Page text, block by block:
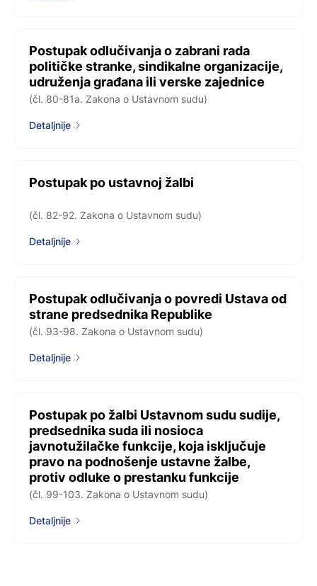
Postupak odlučivanja o zabrani rada
političke stranke, sindikalne organizacije,
udruženja građana ili verske zajednice
(čl. 80-81a. Zakona o Ustavnom sudu)
Detaljnije
Postupak po ustavnoj žalbi
(čl. 82-92. Zakona o Ustavnom sudu)
Detaljnije
Postupak odlučivanja o povredi Ustava od
strane predsednika Republike
(čl. 93-98. Zakona o Ustavnom sudu)
Detaljnije
Postupak po žalbi Ustavnom sudu sudije,
predsednika suda ili nosioca
javnotužilačke funkcije, koja isključuje
pravo na podnošenje ustavne žalbe,
protiv odluke o prestanku funkcije
(čl. 99-103. Zakona o Ustavnom sudu)
Detaljnije